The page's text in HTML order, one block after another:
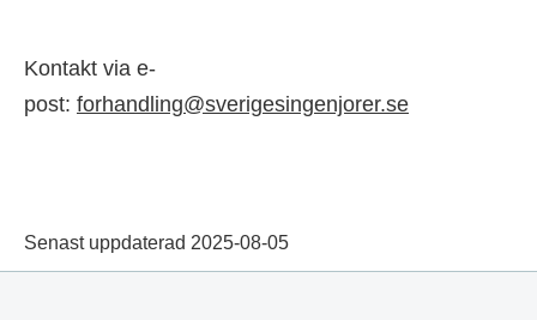
Kontakt via e-
post: forhandling@sverigesingenjorer.se
Senast uppdaterad 2025-08-05